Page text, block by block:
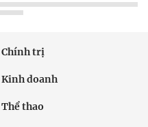
Chính trị
Kinh doanh
Thể thao